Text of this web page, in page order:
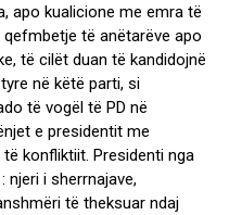
apo kualicione me emra të
të anëtarëve apo
të cilët duan të kandidojnë
në këtë parti, si
të vogël të PD në
e presidentit me
konfliktiit. Presidenti nga
njeri i sherrnajave,
të theksuar ndaj